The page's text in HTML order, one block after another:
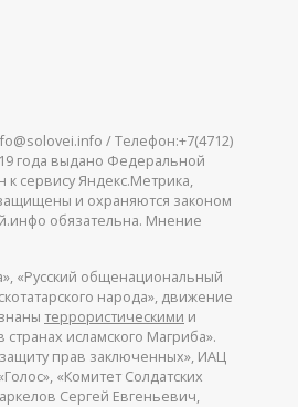
/ Телефон:+7(4712)
года выдано Федеральной
сервису Яндекс.Метрика,
и охраняются законом
обязательна. Мнение
«Русский общенациональный
народа», движение
террористическими и
исламского Магриба».
прав заключенных», ИАЦ
«Комитет Солдатских
Сергей Евгеньевич,